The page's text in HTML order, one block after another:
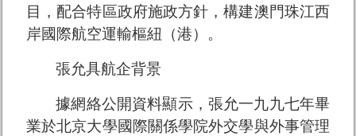
目，配合特區政府施政方針，構建澳門珠江西
岸國際航空運輸樞紐（港）。
張允具航企背景
據網絡公開資料顯示，張允一九九七年畢
業於北京大學國際關係學院外交學與外事管理